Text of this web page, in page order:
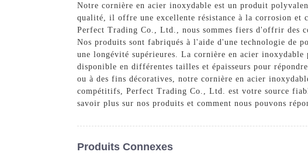
Notre cornière en acier inoxydable est un produit
qualité, il offre une excellente résistance à la corrosion et
Perfect Trading Co., Ltd., nous sommes fiers d'offrir des
Nos produits sont fabriqués à l'aide d'une technologie de
une longévité supérieures. La cornière en acier
disponible en différentes tailles et épaisseurs pour
ou à des fins décoratives, notre cornière en acier
compétitifs, Perfect Trading Co., Ltd. est votre source
savoir plus sur nos produits et comment nous pouvons
Produits Connexes